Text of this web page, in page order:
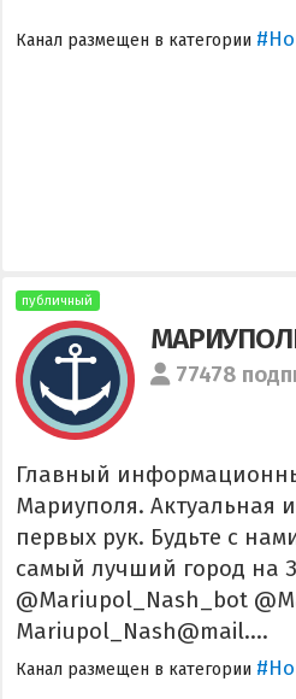
Канал размещен в категории
публичный
77478
Главный
Мариуполя. Актуальная
первых рук. Будьте с
самый лучший город на
@Mariupol_Nash_bot
Mariupol_Nash@mail....
Канал размещен в категории